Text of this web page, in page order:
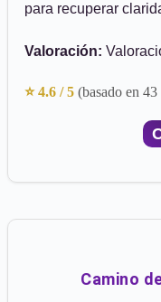
para recuperar
Valoración:
⭐ 4.6 / 5 (basado en
Camino